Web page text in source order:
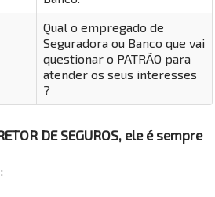
Qual o empregado de
Seguradora ou Banco que vai
questionar o PATRÃO para
atender os seus interesses
?
DE SEGUROS, ele é sempre